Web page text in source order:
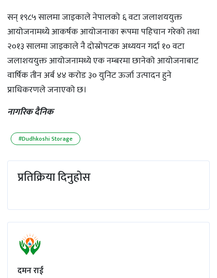
सन् १९८५ सालमा जाइकाले नेपालको ६ वटा जलाशययुक्त
आयोजनामध्ये आकर्षक आयोजनाका रूपमा पहिचान गरेको तथा
२०१३ सालमा जाइकाले नै दोस्रोपटक अध्ययन गर्दा १० वटा
जलाशययुक्त आयोजनामध्ये एक नम्बरमा छानेको आयोजनाबाट
वार्षिक तीन अर्ब ४४ करोड ३० युनिट ऊर्जा उत्पादन हुने
प्राधिकरणले जनाएको छ।
नागरिक दैनिक
#Dudhkoshi Storage
प्रतिक्रिया दिनुहोस
दमन राई